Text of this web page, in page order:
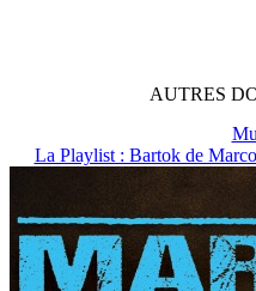
AUTRES
La Playlist : Bartok de